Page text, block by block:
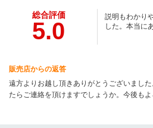
総合評価
5.0
説明もわかり
した。本当に
販売店からの返答
遠方よりお越し頂きありがとうございまし
たらご連絡を頂けますでしょうか。今後もよ